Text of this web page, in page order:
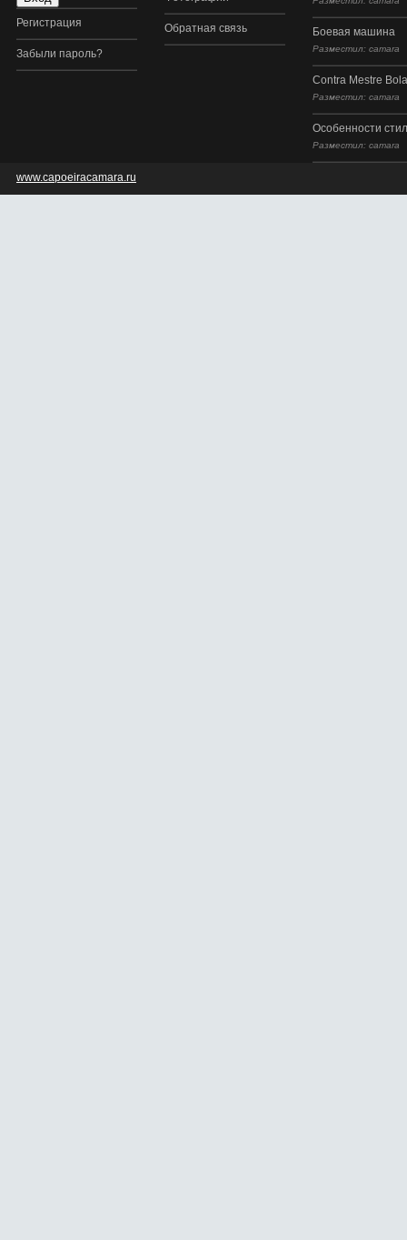
Регистрация
Забыли пароль?
Обратная связь Боевая машина
Разместил: camara
Contra Mestre Bola
Разместил: camara
Особенности
Разместил: camara
www.capoeiracamara.ru